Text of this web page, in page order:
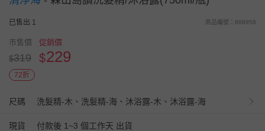
已售出 1 商品編號：888958
市售價
$319
促銷價
$229
72折
尺碼 洗髮精-木、洗髮精-海、沐浴露-木、沐浴露-海
現貨 付款後 1~3 個工作天 出貨